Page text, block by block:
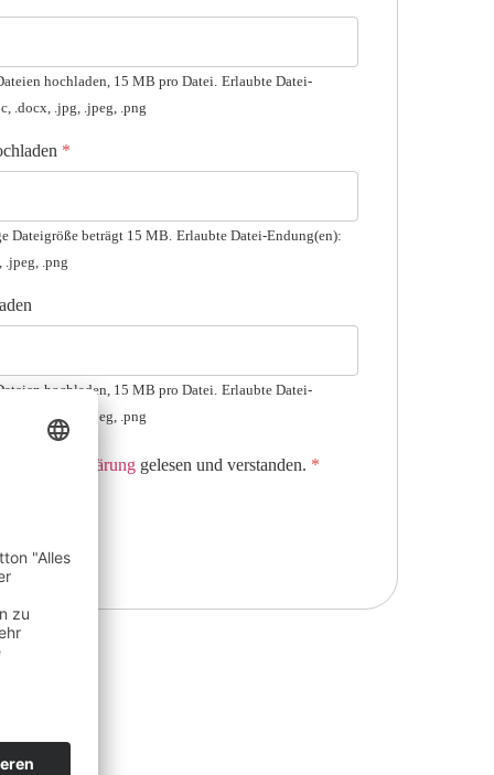
hochladen, 15 MB pro Datei. Erlaubte Datei-
.docx, .jpg, .jpeg, .png
*
Dateigröße beträgt 15 MB. Erlaubte Datei-Endung(en):
.jpeg, .png
hochladen, 15 MB pro Datei. Erlaubte Datei-
.docx, .jpg, .jpeg, .png
gelesen und verstanden. *